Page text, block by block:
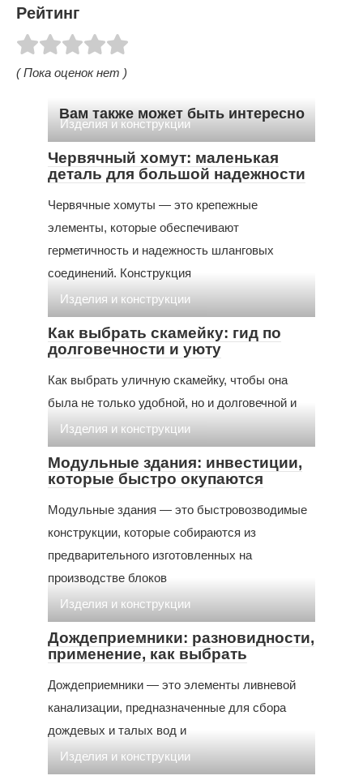
Рейтинг
( Пока оценок нет )
Вам также может быть интересно
Изделия и конструкции
Червячный хомут: маленькая
деталь для большой надежности
Червячные хомуты — это крепежные
элементы, которые обеспечивают
герметичность и надежность шланговых
соединений. Конструкция
Изделия и конструкции
Как выбрать скамейку: гид по
долговечности и уюту
Как выбрать уличную скамейку, чтобы она
была не только удобной, но и долговечной и
Изделия и конструкции
Модульные здания: инвестиции,
которые быстро окупаются
Модульные здания — это быстровозводимые
конструкции, которые собираются из
предварительного изготовленных на
производстве блоков
Изделия и конструкции
Дождеприемники: разновидности,
применение, как выбрать
Дождеприемники — это элементы ливневой
канализации, предназначенные для сбора
дождевых и талых вод и
Изделия и конструкции